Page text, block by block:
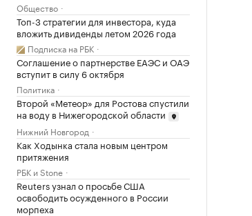
Общество
Топ-3 стратегии для инвестора, куда
вложить дивиденды летом 2026 года
Подписка на РБК
Соглашение о партнерстве ЕАЭС и ОАЭ
вступит в силу 6 октября
Политика
Второй «Метеор» для Ростова спустили
на воду в Нижегородской области
Нижний Новгород
Как Ходынка стала новым центром
притяжения
РБК и Stone
Reuters узнал о просьбе США
освободить осужденного в России
морпеха